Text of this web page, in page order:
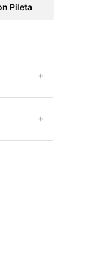
Pileta
+
+